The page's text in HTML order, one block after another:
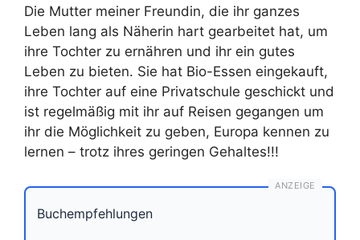
Die Mutter meiner Freundin, die ihr ganzes
Leben lang als Näherin hart gearbeitet hat, um
ihre Tochter zu ernähren und ihr ein gutes
Leben zu bieten. Sie hat Bio-Essen eingekauft,
ihre Tochter auf eine Privatschule geschickt und
ist regelmäßig mit ihr auf Reisen gegangen um
ihr die Möglichkeit zu geben, Europa kennen zu
lernen – trotz ihres geringen Gehaltes!!!
ANZEIGE
Buchempfehlungen